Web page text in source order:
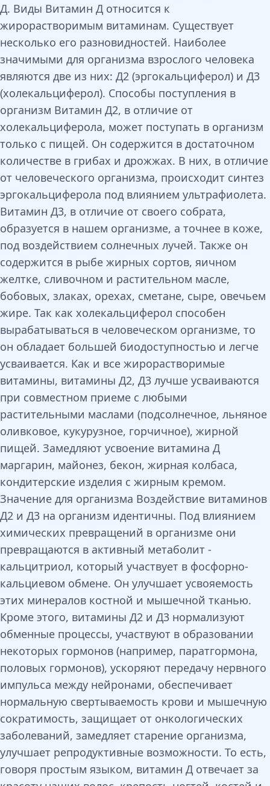
Д. Виды Витамин Д относится к
жирорастворимым витаминам. Существует
несколько его разновидностей. Наиболее
значимыми для организма взрослого человека
являются две из них: Д2 (эргокальциферол) и Д3
(холекальциферол). Способы поступления в
организм Витамин Д2, в отличие от
холекальциферола, может поступать в организм
только с пищей. Он содержится в достаточном
количестве в грибах и дрожжах. В них, в отличие
от человеческого организма, происходит синтез
эргокальциферола под влиянием ультрафиолета.
Витамин Д3, в отличие от своего собрата,
образуется в нашем организме, а точнее в коже,
под воздействием солнечных лучей. Также он
содержится в рыбе жирных сортов, яичном
желтке, сливочном и растительном масле,
бобовых, злаках, орехах, сметане, сыре, овечьем
жире. Так как холекальциферол способен
вырабатываться в человеческом организме, то
он обладает большей биодоступностью и легче
усваивается. Как и все жирорастворимые
витамины, витамины Д2, Д3 лучше усваиваются
при совместном приеме с любыми
растительными маслами (подсолнечное, льняное
оливковое, кукурузное, горчичное), жирной
пищей. Замедляют усвоение витамина Д
маргарин, майонез, бекон, жирная колбаса,
кондитерские изделия с жирным кремом.
Значение для организма Воздействие витаминов
Д2 и Д3 на организм идентичны. Под влиянием
химических превращений в организме они
превращаются в активный метаболит -
кальцитриол, который участвует в фосфорно-
кальциевом обмене. Он улучшает усвояемость
этих минералов костной и мышечной тканью.
Кроме этого, витамины Д2 и Д3 нормализуют
обменные процессы, участвуют в образовании
некоторых гормонов (например, паратгормона,
половых гормонов), ускоряют передачу нервного
импульса между нейронами, обеспечивает
нормальную свертываемость крови и мышечную
сократимость, защищает от онкологических
заболеваний, замедляет старение организма,
улучшает репродуктивные возможности. То есть,
говоря простым языком, витамин Д отвечает за